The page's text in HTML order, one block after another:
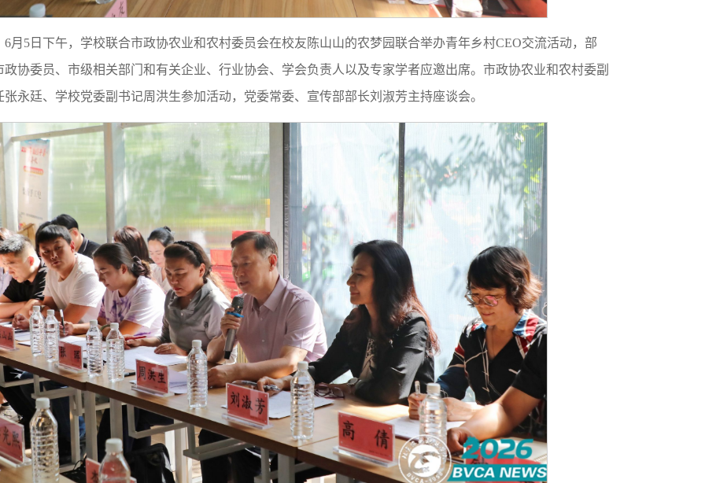
6月5日下午，学校联合市政协农业和农村委员会在校友陈山山的农梦园联合举办青年乡村CEO交流活动，部
政协委员、市级相关部门和有关企业、行业协会、学会负责人以及专家学者应邀出席。市政协农业和农村委副
张永廷、学校党委副书记周洪生参加活动，党委常委、宣传部部长刘淑芳主持座谈会。